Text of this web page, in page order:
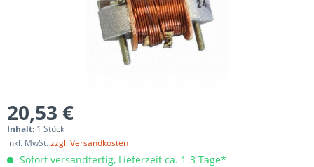
20,53 €
Inhalt: 1 Stück
inkl. MwSt.zzgl. Versandkosten
Sofort versandfertig, Lieferzeit ca. 1-3 Tage*